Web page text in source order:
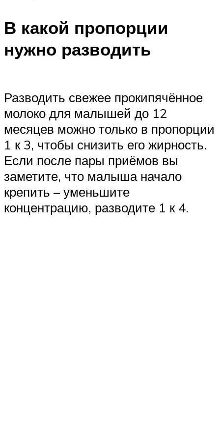
В какой пропорции
нужно разводить
Разводить свежее прокипячённое
молоко для малышей до 12
месяцев можно только в пропорции
1 к 3, чтобы снизить его жирность.
Если после пары приёмов вы
заметите, что малыша начало
крепить – уменьшите
концентрацию, разводите 1 к 4.